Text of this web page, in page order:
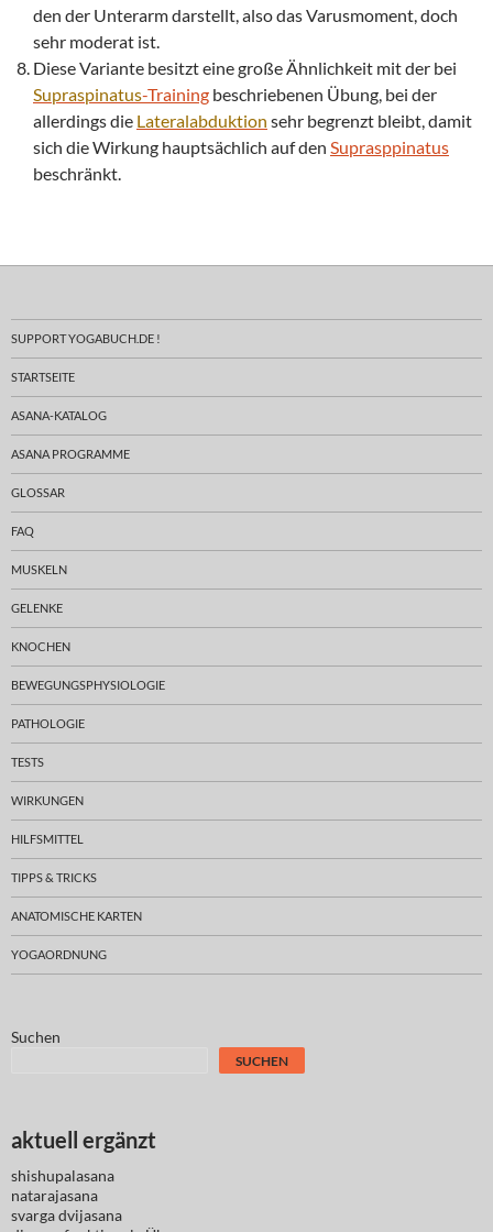
den der Unterarm darstellt, also das Varusmoment, doch
sehr moderat ist.
Diese Variante besitzt eine große Ähnlichkeit mit der bei
Supraspinatus-Training beschriebenen Übung, bei der
allerdings die Lateralabduktion sehr begrenzt bleibt, damit
sich die Wirkung hauptsächlich auf den Suprasppinatus
beschränkt.
SUPPORT YOGABUCH.DE !
STARTSEITE
ASANA-KATALOG
ASANA PROGRAMME
GLOSSAR
FAQ
MUSKELN
GELENKE
KNOCHEN
BEWEGUNGSPHYSIOLOGIE
PATHOLOGIE
TESTS
WIRKUNGEN
HILFSMITTEL
TIPPS & TRICKS
ANATOMISCHE KARTEN
YOGAORDNUNG
Suchen
SUCHEN
aktuell ergänzt
shishupalasana
natarajasana
svarga dvijasana